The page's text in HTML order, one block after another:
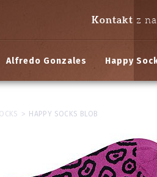
Kontakt z
Alfredo Gonzales Happy
> HAPPY SOCKS BLOB